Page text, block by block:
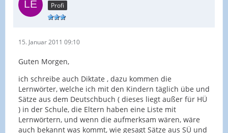
Profi
15. Januar 2011 09:10
Guten Morgen,
ich schreibe auch Diktate , dazu kommen die
Lernwörter, welche ich mit den Kindern täglich übe und
Sätze aus dem Deutschbuch ( dieses liegt außer für HÜ
) in der Schule, die Eltern haben eine Liste mit
Lernwörtern, und wenn die aufmerksam wären, wäre
auch bekannt was kommt, wie gesagt Sätze aus SÜ und